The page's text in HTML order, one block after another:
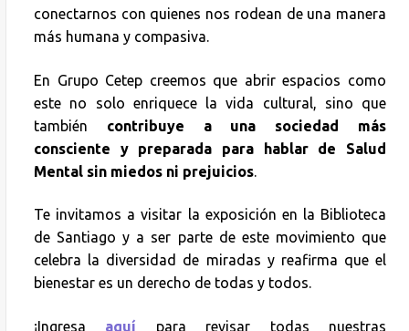
conectarnos con quienes nos rodean de una manera
más humana y compasiva.
En Grupo Cetep creemos que abrir espacios como
este no solo enriquece la vida cultural, sino que
también contribuye a una sociedad más
consciente y preparada para hablar de Salud
Mental sin miedos ni prejuicios
Te invitamos a visitar la exposición en la Biblioteca
de Santiago y a ser parte de este movimiento que
celebra la diversidad de miradas y reafirma que el
bienestar es un derecho de todas y todos.
¡Ingresa aquí para revisar todas nuestras